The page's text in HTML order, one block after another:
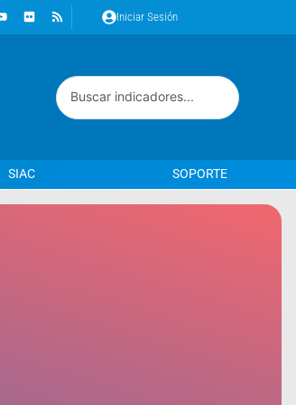
Iniciar Sesión
Search
...
SIAC SOPORTE